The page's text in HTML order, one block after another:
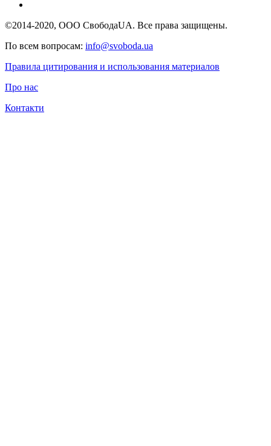
©2014-2020, ООО СвободаUA. Все права защищены.
По всем вопросам: info@svoboda.ua
Правила цитирования и использования материалов
Про нас
Контакти